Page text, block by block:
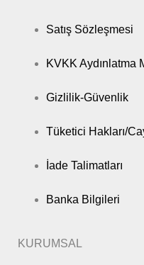
Satış Sözleşmesi
KVKK Aydınlatma
Gizlilik-Güvenlik
Tüketici Hakları/
İade Talimatları
Banka Bilgileri
KURUMSAL